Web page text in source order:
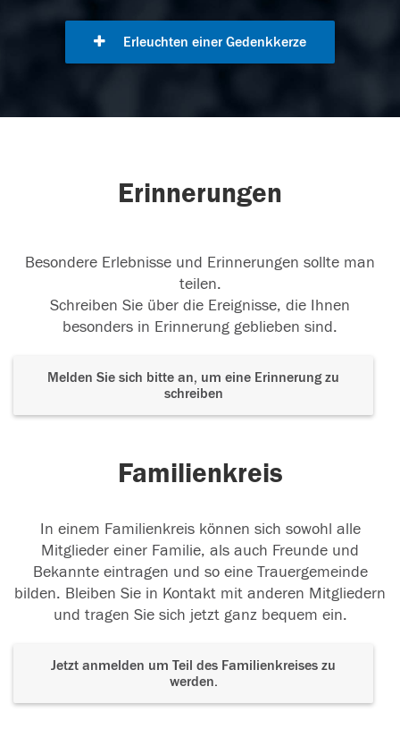
Erleuchten einer Gedenkkerze
Erinnerungen
Besondere Erlebnisse und Erinnerungen sollte man
teilen.
Schreiben Sie über die Ereignisse, die Ihnen
besonders in Erinnerung geblieben sind.
Melden Sie sich bitte an, um eine Erinnerung zu
schreiben
Familienkreis
In einem Familienkreis können sich sowohl alle
Mitglieder einer Familie, als auch Freunde und
Bekannte eintragen und so eine Trauergemeinde
bilden. Bleiben Sie in Kontakt mit anderen Mitgliedern
und tragen Sie sich jetzt ganz bequem ein.
Jetzt anmelden um Teil des Familienkreises zu
werden.